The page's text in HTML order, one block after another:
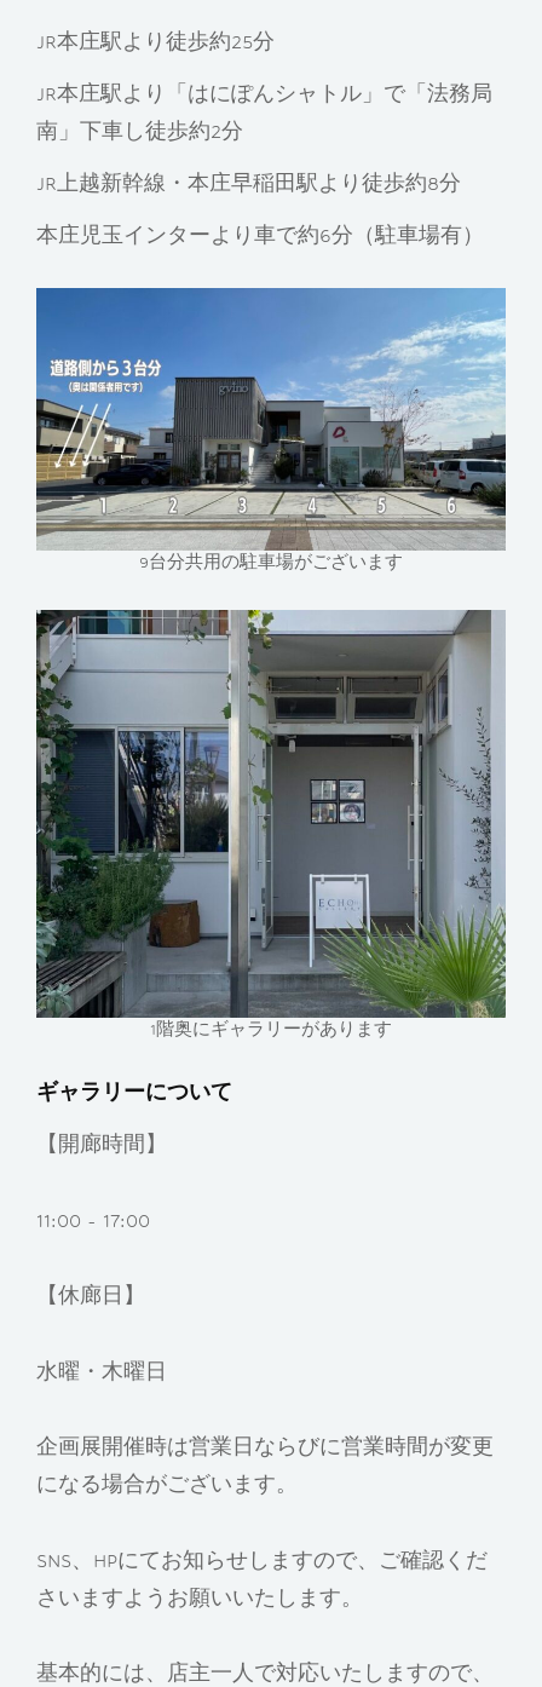
JR本庄駅より徒歩約25分
JR本庄駅より「はにぽんシャトル」で「法務局
南」下車し徒歩約2分
JR上越新幹線・本庄早稲田駅より徒歩約8分
本庄児玉インターより車で約6分（駐車場有）
9台分共用の駐車場がございます
1階奥にギャラリーがあります
ギャラリーについて
【開廊時間】
11:00 - 17:00
【休廊日】
水曜・木曜日
企画展開催時は営業日ならびに営業時間が変更
になる場合がございます。
SNS、HPにてお知らせしますので、ご確認くだ
さいますようお願いいたします。
基本的には、店主一人で対応いたしますので、